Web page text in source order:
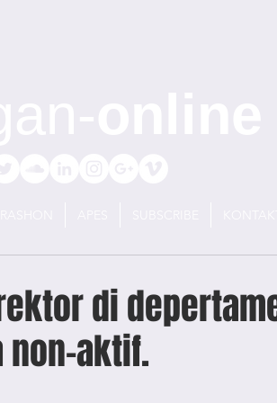
di
aktif.